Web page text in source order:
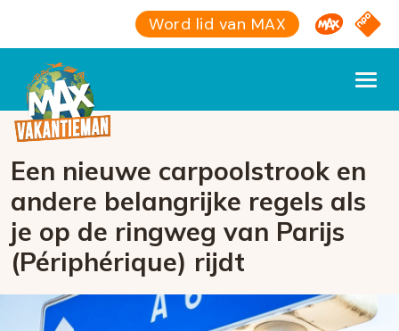
Word lid van MAX Omroep
NPO
Een nieuwe carpoolstrook en
andere belangrijke regels als
je op de ringweg van Parijs
(Périphérique) rijdt